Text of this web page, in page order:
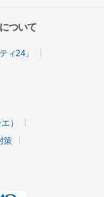
ついて
ィ24」
）
策